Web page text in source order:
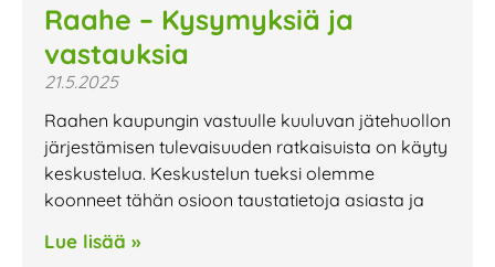
Raahe – Kysymyksiä ja
vastauksia
21.5.2025
Raahen kaupungin vastuulle kuuluvan jätehuollon
järjestämisen tulevaisuuden ratkaisuista on käyty
keskustelua. Keskustelun tueksi olemme
koonneet tähän osioon taustatietoja asiasta ja
Lue lisää »